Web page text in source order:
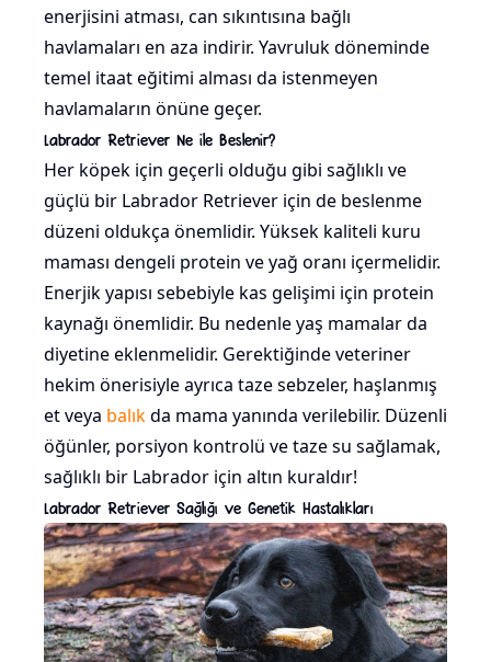
enerjisini atması, can sıkıntısına bağlı
havlamaları en aza indirir. Yavruluk döneminde
temel itaat eğitimi alması da istenmeyen
havlamaların önüne geçer.
Labrador Retriever Ne ile Beslenir?
Her köpek için geçerli olduğu gibi sağlıklı ve
güçlü bir Labrador Retriever için de beslenme
düzeni oldukça önemlidir. Yüksek kaliteli kuru
maması dengeli protein ve yağ oranı içermelidir.
Enerjik yapısı sebebiyle kas gelişimi için protein
kaynağı önemlidir. Bu nedenle yaş mamalar da
diyetine eklenmelidir. Gerektiğinde veteriner
hekim önerisiyle ayrıca taze sebzeler, haşlanmış
et veya balıkda mama yanında verilebilir. Düzenli
öğünler, porsiyon kontrolü ve taze su sağlamak,
sağlıklı bir Labrador için altın kuraldır!
Labrador Retriever Sağlığı ve Genetik Hastalıkları